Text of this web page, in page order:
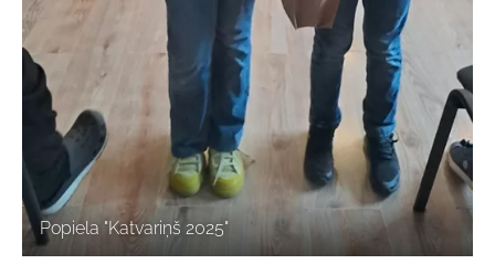
Popiela "Katvariņš 2025"